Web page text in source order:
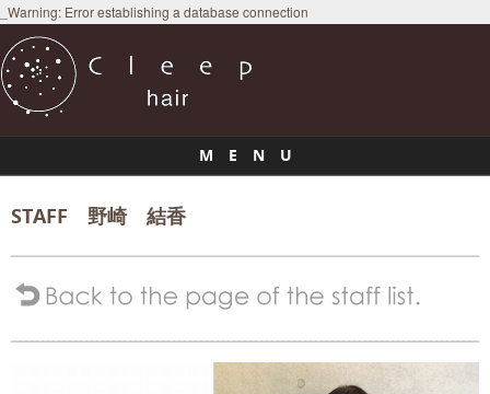
_Warning: Error establishing a database connection
M E N U
STAFF 野崎 結香